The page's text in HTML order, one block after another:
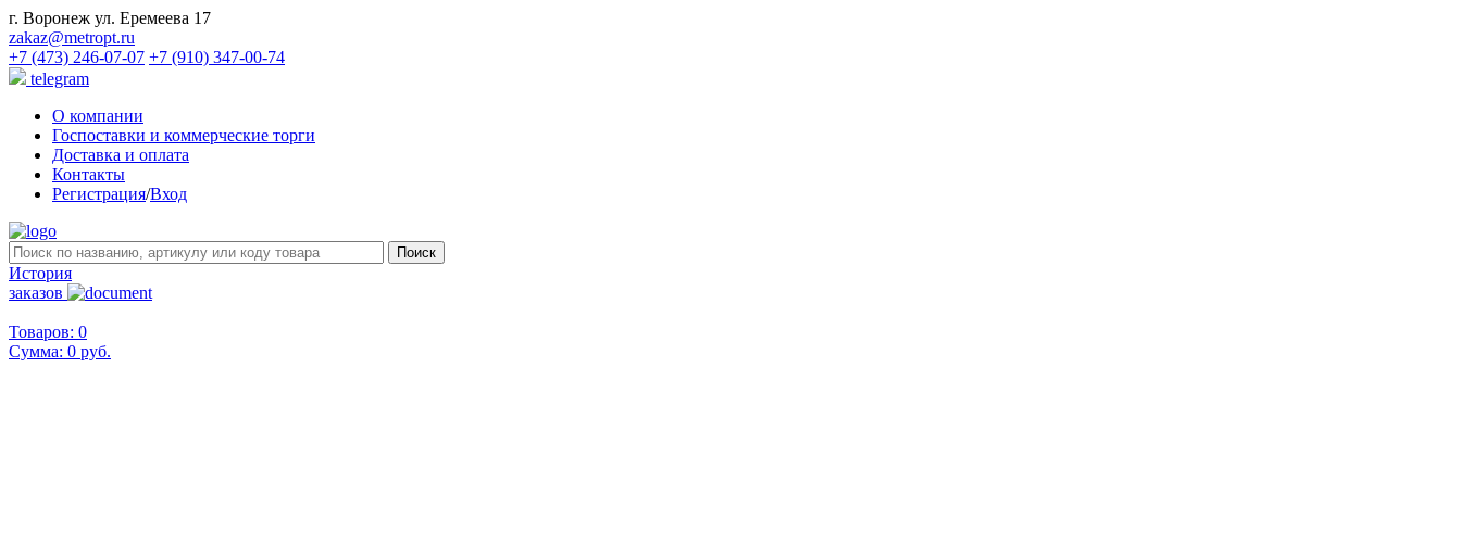
г. Воронеж ул. Еремеева 17
zakaz@metropt.ru
+7 (473) 246-07-07 +7 (910) 347-00-74
telegram
О компании
Госпоставки и коммерческие торги
Доставка и оплата
Контакты
Регистрация/Вход
История
заказов
Товаров: 0
Сумма: 0 руб.